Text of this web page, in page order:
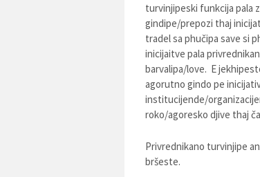
turvinjipeski funkcija pala
gindipe/prepozi thaj
tradel sa phučipa save si
inicijaitve pala
barvalipa/love. E
agorutno gindo pe
institucijende/
roko/agoresko djive thaj
Privrednikano turvinjipe
bršeste.